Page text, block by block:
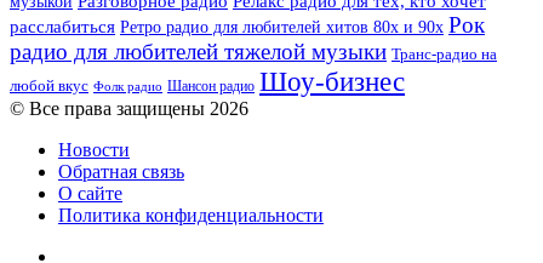
расслабиться Ретро радио для любителей хитов 80х и 90х Рок
радио для любителей тяжелой музыки Транс-радио на
любой вкус Фолк радио Шансон радио Шоу-бизнес
© Все права защищены 2026
Новости
Обратная связь
О сайте
Политика конфиденциальности